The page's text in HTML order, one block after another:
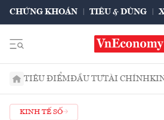
CHỨNG KHOÁN TIÊU & DÙNG
TIÊU ĐIỂMĐẦU TƯTÀI CHÍNH
KINH TẾ SỐ